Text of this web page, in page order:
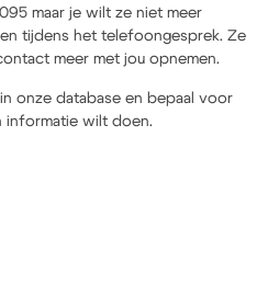
maar je wilt ze niet meer
tijdens het telefoongesprek. Ze
meer met jou opnemen.
onze database en bepaal voor
informatie wilt doen.